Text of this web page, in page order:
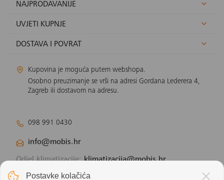
NAJPRODAVANIJE
UVJETI KUPNJE
DOSTAVA I POVRAT
Kupovina je moguća putem webshopa.
Osobno preuzimanje se vrši na adresi Gordana Lederera 4,
Zagreb ili dostavom na adresu.
098 991 0430
info@mobis.hr
Odjel klimatizacije:klimatizacija@mobis.hr
Odjel solarnih panela:
Postavke kolačića